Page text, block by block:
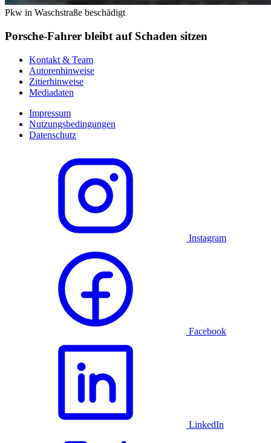
Pkw in Waschstraße beschädigt
Porsche-Fahrer bleibt auf Schaden sitzen
Kontakt & Team
Autorenhinweise
Zitierhinweise
Mediadaten
Impressum
Nutzungsbedingungen
Datenschutz
Instagram
Facebook
LinkedIn